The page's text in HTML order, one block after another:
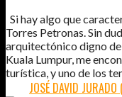
Si hay algo que
Torres Petronas. Sin
arquitectónico digno
Kuala Lumpur, me
turística, y uno de los
JOSÉ DAVID